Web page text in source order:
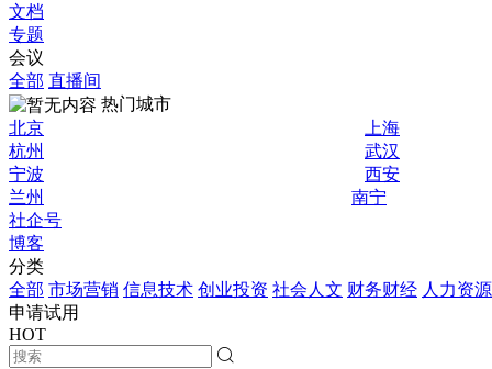
文档
专题
会议
全部 直播间
热门城市
北京
上海
杭州
武汉
宁波
西安
兰州
南宁
社企号
博客
分类
全部 市场营销 信息技术 创业投资 社会人文 财务财经 人力资源
申请试用
HOT